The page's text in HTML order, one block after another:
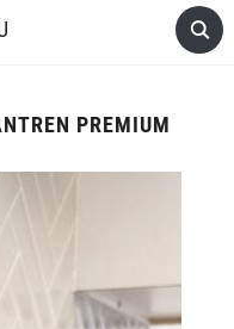
PREMIUM